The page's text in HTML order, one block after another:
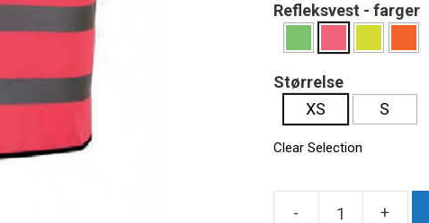
Refleksvest - farger
Størrelse
XS
S
Clear Selection
- +